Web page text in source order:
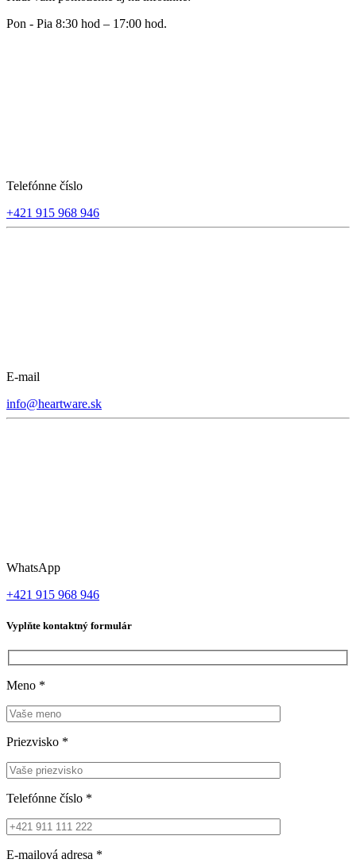
Pon - Pia 8:30 hod – 17:00 hod.
Telefónne číslo
+421 915 968 946
E-mail
info@heartware.sk
WhatsApp
+421 915 968 946
Vyplňte kontaktný formulár
Meno *
Priezvisko *
Telefónne číslo *
E-mailová adresa *